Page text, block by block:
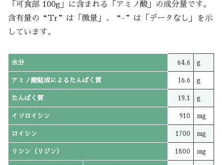
「可食部 100g」に含まれる「アミノ酸」の成分量です。
含有量の“Tr”は「微量」、“-”は「データなし」を示
しています。
水分 64.6 g
アミノ酸組成によるたんぱく質 16.6 g
たんぱく質 19.1 g
イソロイシン 910 mg
ロイシン 1700 mg
リシン（リジン） 1800 mg